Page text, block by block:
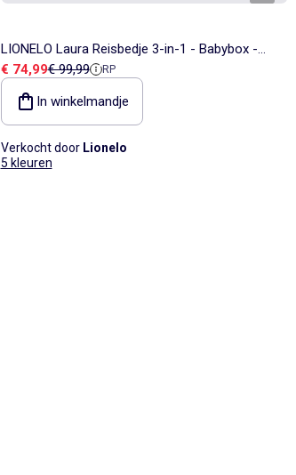
LIONELO Laura Reisbedje 3-in-1 - Babybox -
Matras - Wieltjes - 0-36 Maanden
Verkoopprijs
€ 74,99Referentieprijs
€ 99,99 RP
In winkelmandje
Verkocht door Lionelo
5 kleuren